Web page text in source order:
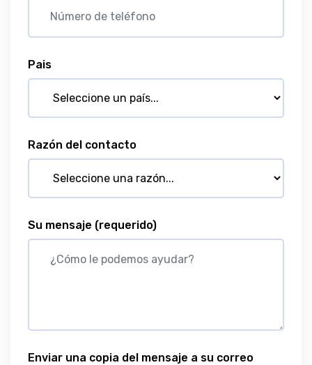
Pais
Razón del contacto
Su mensaje (requerido)
Enviar una copia del mensaje a su correo